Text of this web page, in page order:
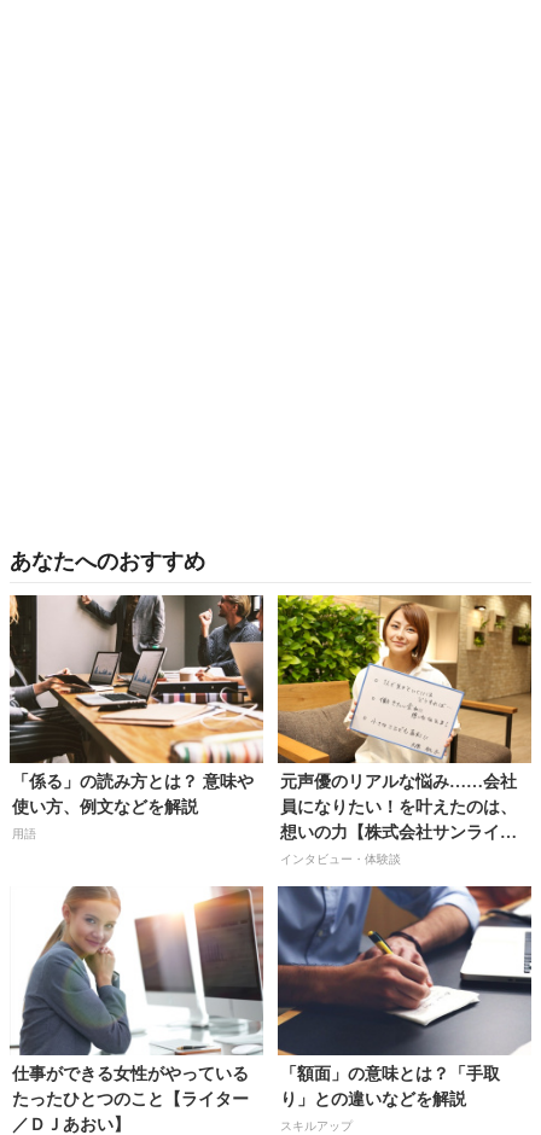
あなたへのおすすめ
「係る」の読み方とは？ 意味や
使い方、例文などを解説
用語
元声優のリアルな悩み……会社
員になりたい！を叶えたのは、
想いの力【株式会社サンライズ
／大原桃子さん】
インタビュー・体験談
仕事ができる女性がやっている
たったひとつのこと【ライター
／ＤＪあおい】
「額面」の意味とは？「手取
り」との違いなどを解説
スキルアップ